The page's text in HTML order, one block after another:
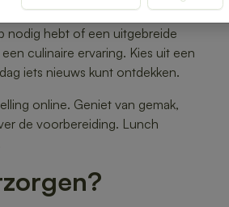
gewenste tijdstip wordt geleverd,
nodig hebt of een uitgebreide
culinaire ervaring. Kies uit een
iets nieuws kunt ontdekken.
online. Geniet van gemak,
de voorbereiding. Lunch